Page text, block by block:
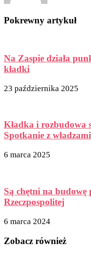
Pokrewny artykuł
Na Zaspie działa
kładki
23 października 2025
Kładka i rozbudowa
Spotkanie z
6 marca 2025
Są chętni na budowę
Rzeczpospolitej
6 marca 2024
Zobacz również